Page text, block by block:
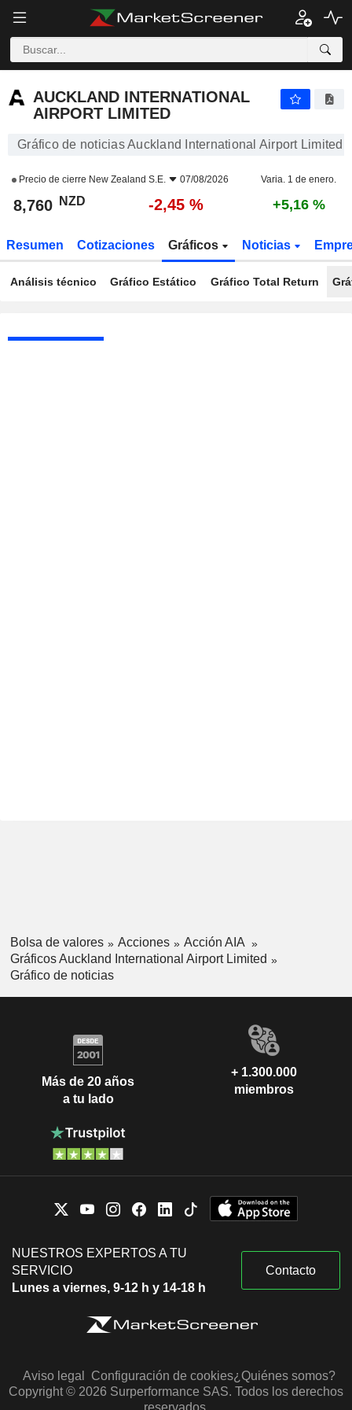
AUCKLAND INTERNATIONAL
AIRPORT LIMITED
Gráfico de noticias Auckland International Airport Limited
Precio de cierre New Zealand S.E. 07/08/2026 Varia. 1 de enero.
8,760 NZD -2,45 % +5,16 %
Resumen Cotizaciones Gráficos Noticias
Análisis técnico Gráfico Estático Gráfico Total Return
Bolsa de valores Acciones
Acción AIA
Gráficos Auckland International Airport Limited
Gráfico de noticias
Más de 20 años
a tu lado
+ 1.300.000
miembros
NUESTROS EXPERTOS A TU
SERVICIO
Lunes a viernes, 9-12 h y 14-18 h
Contacto
Aviso legal Configuración de cookies¿Quiénes somos?
Copyright © 2026 Surperformance SAS. Todos los derechos
reservados.